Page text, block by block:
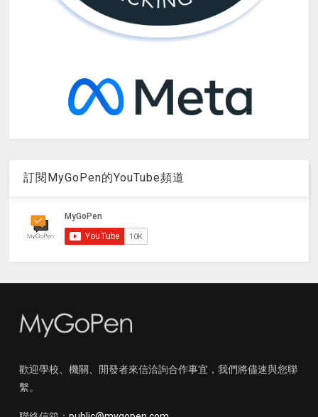
訂閱MyGoPen的YouTube頻道
歡迎學校、機關、開發者來信洽詢合作事宜，我們將儘速與您聯
繫。